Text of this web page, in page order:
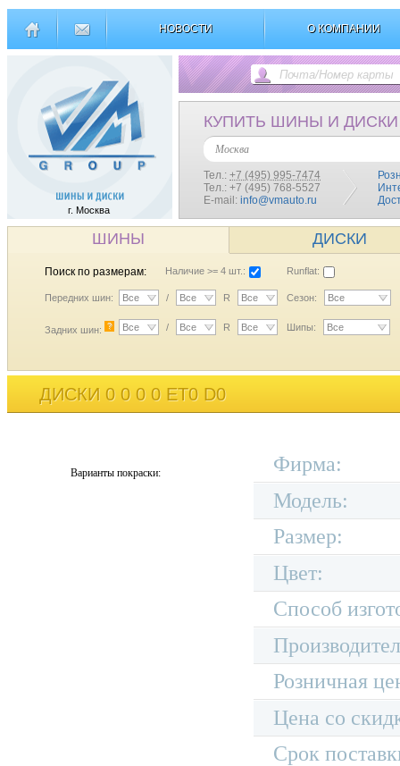
НОВОСТИ О КОМПАНИИ
г. Москва
КУПИТЬ ШИНЫ И ДИСКИ
Москва
Тел.: +7 (495) 995-7474
Тел.: +7 (495) 768-5527
E-mail: info@vmauto.ru
ШИНЫ ДИСКИ
Поиск по размерам: Наличие >= 4 шт.: Runflat:
Передних шин: Все / Все R Все Сезон: Все
Задних шин: ? Все / Все R Все Шипы: Все
ДИСКИ 0 0 0 0 ET0 D0
Варианты покраски:
Фирма:
Модель:
Размер:
Цвет:
Способ
Розничная
Цена со
Срок